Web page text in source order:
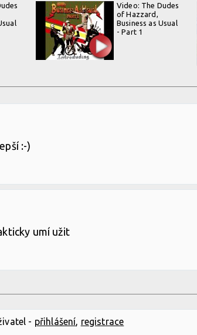
Video: The Dudes
of Hazzard,
Business as Usual
- Part 1
:-)
umí užit
- přihlášení registrace